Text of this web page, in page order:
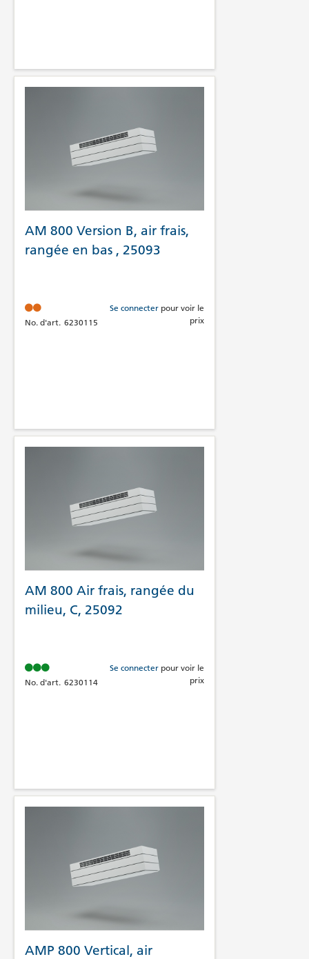
AM 800 Version B, air frais,
rangée en bas , 25093
Se connecter pour voir le
prix
No. d'art. 6230115
AM 800 Air frais, rangée du
milieu, C, 25092
Se connecter pour voir le
prix
No. d'art. 6230114
AMP 800 Vertical, air